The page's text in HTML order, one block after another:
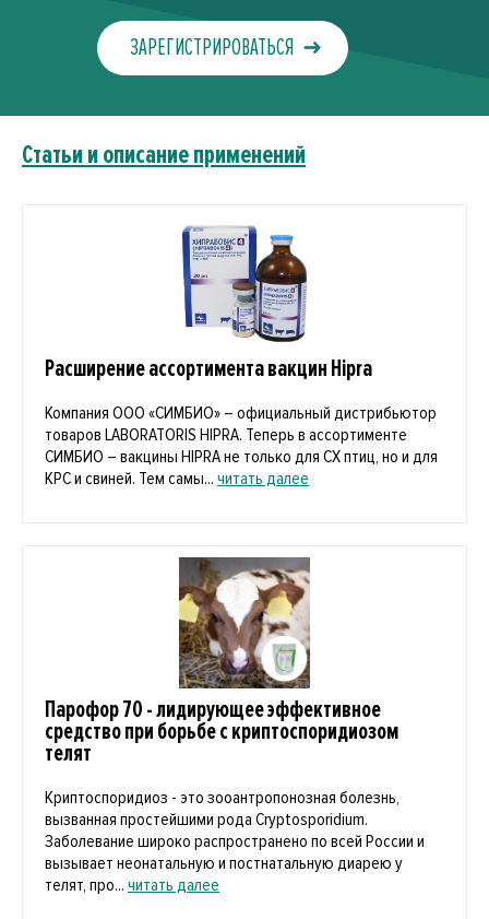
ЗАРЕГИСТРИРОВАТЬСЯ
Статьи и описание применений
Расширение ассортимента вакцин Hipra
Компания ООО «СИМБИО» – официальный дистрибьютор
товаров LABORATORIS HIPRA. Теперь в ассортименте
СИМБИО – вакцины HIPRA не только для СХ птиц, но и для
КРС и свиней. Тем самы... читать далее
Парофор 70 - лидирующее эффективное
средство при борьбе с криптоспоридиозом
телят
Криптоспоридиоз - это зооантропонозная болезнь,
вызванная простейшими рода Cryptosporidium.
Заболевание широко распространено по всей России и
вызывает неонатальную и постнатальную диарею у
телят, про... читать далее